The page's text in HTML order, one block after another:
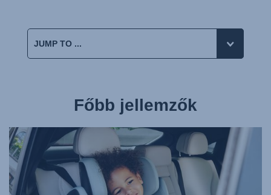
Főbb jellemzők